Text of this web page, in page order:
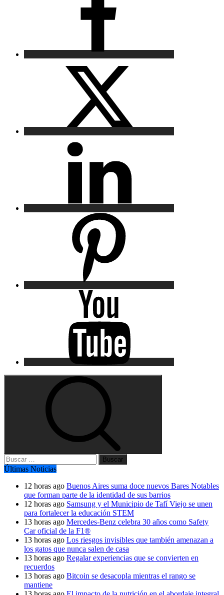
Buscar:
Últimas Noticias
12 horas ago Buenos Aires suma doce nuevos Bares Notables
que forman parte de la identidad de sus barrios
12 horas ago Samsung y el Municipio de Tafí Viejo se unen
para fortalecer la educación STEM
13 horas ago Mercedes-Benz celebra 30 años como Safety
Car oficial de la F1®
13 horas ago Los riesgos invisibles que también amenazan a
los gatos que nunca salen de casa
13 horas ago Regalar experiencias que se convierten en
recuerdos
13 horas ago Bitcoin se desacopla mientras el rango se
mantiene